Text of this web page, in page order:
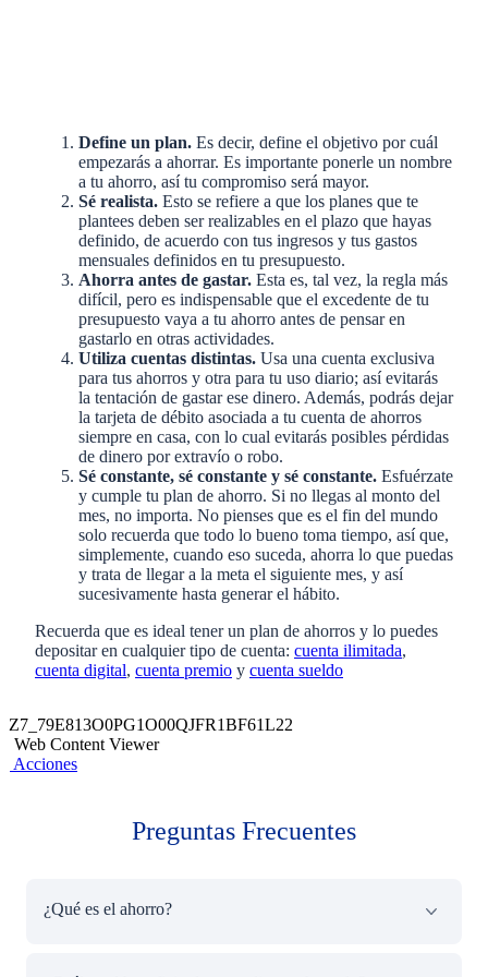
Define un plan. Es decir, define el objetivo por cuál
empezarás a ahorrar. Es importante ponerle un nombre
a tu ahorro, así tu compromiso será mayor.
Sé realista. Esto se refiere a que los planes que te
plantees deben ser realizables en el plazo que hayas
definido, de acuerdo con tus ingresos y tus gastos
mensuales definidos en tu presupuesto.
Ahorra antes de gastar. Esta es, tal vez, la regla más
difícil, pero es indispensable que el excedente de tu
presupuesto vaya a tu ahorro antes de pensar en
gastarlo en otras actividades.
Utiliza cuentas distintas. Usa una cuenta exclusiva
para tus ahorros y otra para tu uso diario; así evitarás
la tentación de gastar ese dinero. Además, podrás dejar
la tarjeta de débito asociada a tu cuenta de ahorros
siempre en casa, con lo cual evitarás posibles pérdidas
de dinero por extravío o robo.
Sé constante, sé constante y sé constante. Esfuérzate
y cumple tu plan de ahorro. Si no llegas al monto del
mes, no importa. No pienses que es el fin del mundo
solo recuerda que todo lo bueno toma tiempo, así que,
simplemente, cuando eso suceda, ahorra lo que puedas
y trata de llegar a la meta el siguiente mes, y así
sucesivamente hasta generar el hábito.
Recuerda que es ideal tener un plan de ahorros y lo puedes
depositar en cualquier tipo de cuenta: cuenta ilimitada,
cuenta digital, cuenta premio y cuenta sueldo
Z7_79E813O0PG1O00QJFR1BF61L22
Web Content Viewer
Acciones
Preguntas Frecuentes
¿Qué es el ahorro?